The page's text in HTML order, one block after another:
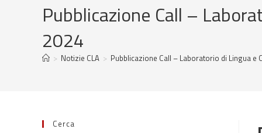
Pubblicazione Call –
2024
> Notizie CLA > Pubblicazione Call – Laboratorio di Lingua e
Cerca